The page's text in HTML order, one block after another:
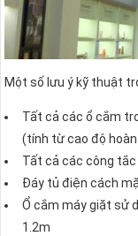
Một số lưu ý kỹ thuật
Tất cả các ổ cắm
(tính từ cao độ
Tất cả các công
Đáy tủ điện cách
Ổ cắm máy giặt sử
1.2m